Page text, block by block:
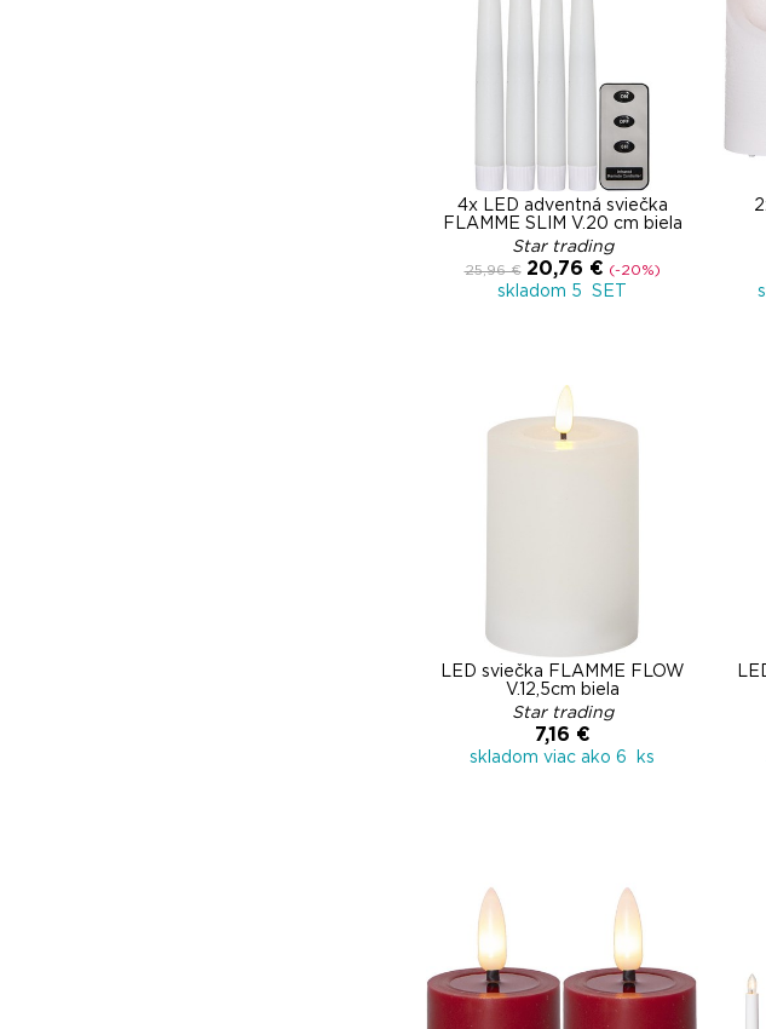
4x LED adventná sviečka
FLAMME SLIM V.20 cm biela
Star trading
25,96 € 20,76 € (-20%)
skladom 5 SET
LED sviečka FLAMME FLOW
V.12,5cm biela
Star trading
7,16 €
skladom viac ako 6 ks